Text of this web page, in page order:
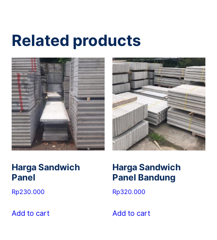
Related products
Harga Sandwich
Panel
Rp230.000
Add to cart
Harga Sandwich
Panel Bandung
Rp320.000
Add to cart